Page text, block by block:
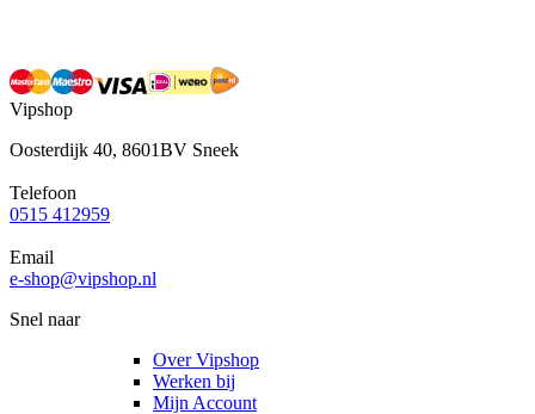
Vipshop
Oosterdijk 40, 8601BV Sneek
Telefoon
0515 412959
Email
e-shop@vipshop.nl
Snel naar
Over Vipshop
Werken bij
Mijn Account